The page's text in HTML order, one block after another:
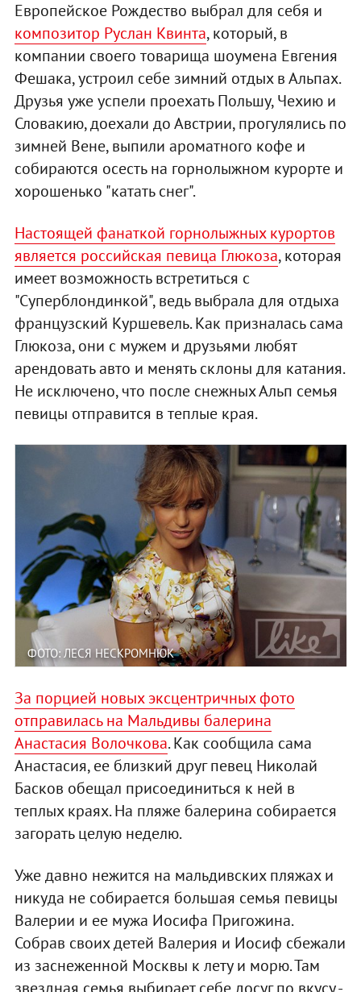
Европейское Рождество выбрал для себя и
композитор Руслан Квинта, который, в
компании своего товарища шоумена Евгения
Фешака, устроил себе зимний отдых в Альпах.
Друзья уже успели проехать Польшу, Чехию и
Словакию, доехали до Австрии, прогулялись по
зимней Вене, выпили ароматного кофе и
собираются осесть на горнолыжном курорте и
хорошенько "катать снег".
Настоящей фанаткой горнолыжных курортов
является российская певица Глюкоза, которая
имеет возможность встретиться с
"Суперблондинкой", ведь выбрала для отдыха
французский Куршевель. Как призналась сама
Глюкоза, они с мужем и друзьями любят
арендовать авто и менять склоны для катания.
Не исключено, что после снежных Альп семья
певицы отправится в теплые края.
ФОТО: ЛЕСЯ НЕСКРОМНЮК
За порцией новых эксцентричных фото
отправилась на Мальдивы балерина
Анастасия Волочкова. Как сообщила сама
Анастасия, ее близкий друг певец Николай
Басков обещал присоединиться к ней в
теплых краях. На пляже балерина собирается
загорать целую неделю.
Уже давно нежится на мальдивских пляжах и
никуда не собирается большая семья певицы
Валерии и ее мужа Иосифа Пригожина.
Собрав своих детей Валерия и Иосиф сбежали
из заснеженной Москвы к лету и морю. Там